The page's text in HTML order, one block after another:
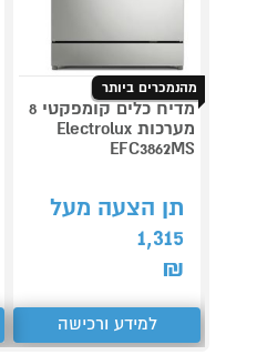
מהנמכרים ביותר
מדיח כלים קומפקטי 8
מערכות Electrolux
EFC3862MS
תן הצעה מעל
1,315
₪
למידע ורכישה